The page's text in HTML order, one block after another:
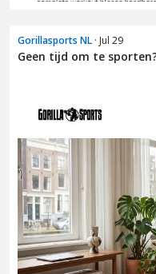
Gorillasports NL · Jul 29
Geen tijd om te